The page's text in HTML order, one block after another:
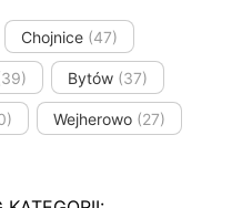
Chojnice (47)
Bytów (37)
Wejherowo (27)